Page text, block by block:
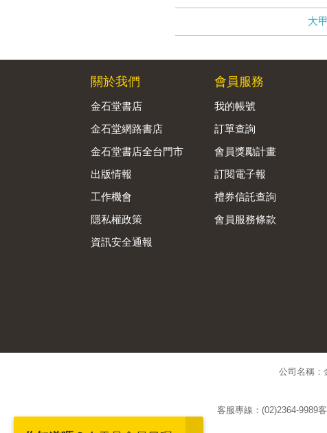
大
關於我們
金石堂書店
金石堂網路書店
金石堂書店全台門市
出版情報
工作機會
隱私權政策
資訊安全通報
會員服務
我的帳號
訂單查詢
會員獎勵計畫
訂閱電子報
禮券信託查詢
會員服務條款
公司名稱：
客服專線：(02)2364-9989